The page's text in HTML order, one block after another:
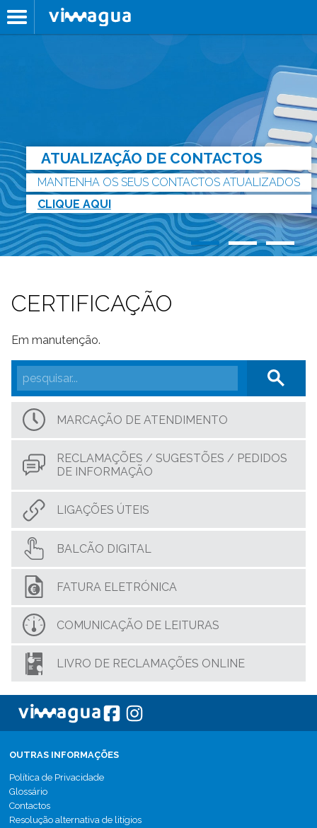
ATUALIZAÇÃO DE CONTACTOS
MANTENHA OS SEUS CONTACTOS ATUALIZADOS
CLIQUE AQUI
CERTIFICAÇÃO
Em manutenção.
MARCAÇÃO DE ATENDIMENTO
RECLAMAÇÕES / SUGESTÕES / PEDIDOS
DE INFORMAÇÃO
LIGAÇÕES ÚTEIS
BALCÃO DIGITAL
FATURA ELETRÓNICA
COMUNICAÇÃO DE LEITURAS
LIVRO DE RECLAMAÇÕES ONLINE
OUTRAS INFORMAÇÕES
Política de Privacidade
Glossário
Contactos
Resolução alternativa de litígios